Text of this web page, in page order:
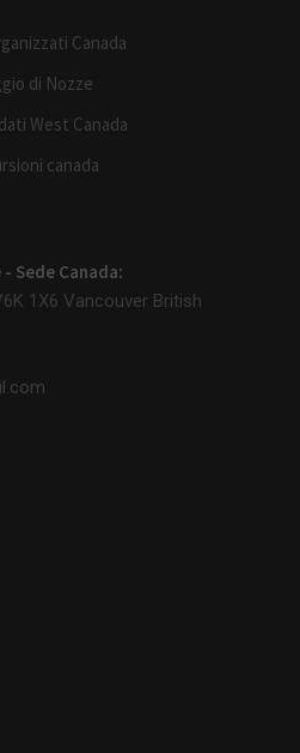
Canada
di Nozze
West Canada
canada
Sede Canada:
1X6 Vancouver British